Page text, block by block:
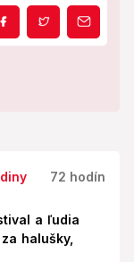
72 hodín
a ľudia
halušky,